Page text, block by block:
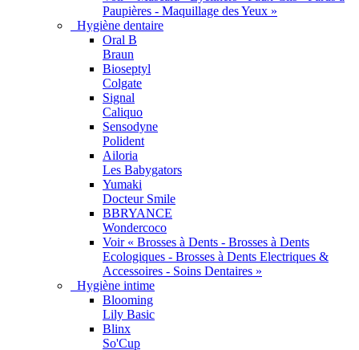
Paupières - Maquillage des Yeux »
Hygiène dentaire
Oral B
Braun
Bioseptyl
Colgate
Signal
Caliquo
Sensodyne
Polident
Ailoria
Les Babygators
Yumaki
Docteur Smile
BBRYANCE
Wondercoco
Voir « Brosses à Dents - Brosses à Dents
Ecologiques - Brosses à Dents Electriques &
Accessoires - Soins Dentaires »
Hygiène intime
Blooming
Lily Basic
Blinx
So'Cup